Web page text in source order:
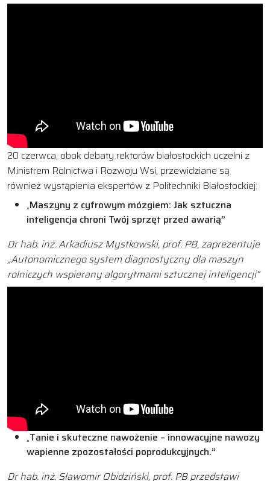
20 czerwca, obok debaty rektorów białostockich uczelni z
Ministrem Rolnictwa i Rozwoju Wsi, przewidziane są
również wystąpienia ekspertów z Politechniki Białostockiej:
„Maszyny z cyfrowym mózgiem: Jak sztuczna
inteligencja chroni Twój sprzęt przed awarią”
Dr hab. inż. Arkadiusz Mystkowski, prof. PB, zaprezentuje
„Autonomicznego system diagnostyczny dla maszyn
rolniczych wspierany algorytmami sztucznej inteligencji”
„Tanie i skuteczne nawożenie – innowacyjne nawozy
wapienne zpozostałości poprodukcyjnych.”
Dr hab. inż. Sławomir Obidziński, prof. PB przedstawi